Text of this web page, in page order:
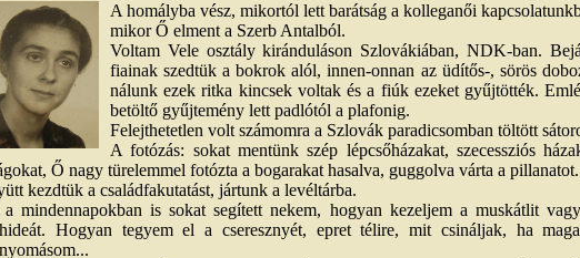
A homályba vész, mikortól lett barátság a kolleganői
mikor Ő elment a Szerb Antalból.
Voltam Vele osztály kiránduláson Szlovákiában, NDK-ban.
fiainak szedtük a bokrok alól, innen-onnan az üdítős-, sörös
nálunk ezek ritka kincsek voltak és a fiúk ezeket gyűjtötték.
betöltő gyűjtemény lett padlótól a plafonig.
Felejthetetlen volt számomra a Szlovák paradicsomban töltött
A fotózás: sokat mentünk szép lépcsőházakat, szecessziós
Ő nagy türelemmel fotózta a bogarakat hasalva, guggolva várta a pillanatot.
kezdtük a családfakutatást, jártunk a levéltárba.
mindennapokban is sokat segített nekem, hogyan kezeljem a muskátlit
Hogyan tegyem el a cseresznyét, epret télire, mit csináljak, ha